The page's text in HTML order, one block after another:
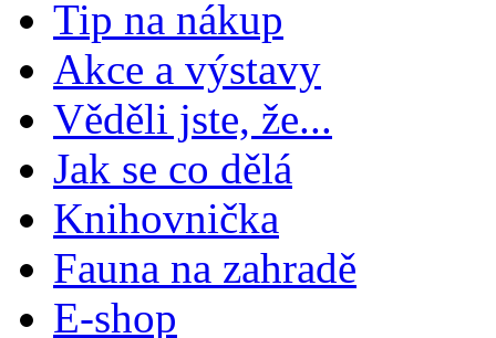
Tip na nákup
Akce a výstavy
Věděli jste, že...
Jak se co dělá
Knihovnička
Fauna na zahradě
E-shop